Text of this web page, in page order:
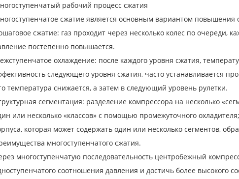
рабочий процесс сжатия
сжатие является основным вариантом повышения
сжатие: газ проходит через несколько колес по очереди,
постепенно повышается.
охлаждение: после каждого уровня сжатия,
следующего уровня сжатия, часто устанавливается
температура снижается, а затем в следующий уровень рулетки.
сегментация: разделение компрессора на несколько
или несколько «классов» с помощью промежуточного
которая может содержать один или несколько сегментов,
многоступенчатого сжатия.
многоступенчатую последовательность центробежный
соотношения давления и достичь более высокого